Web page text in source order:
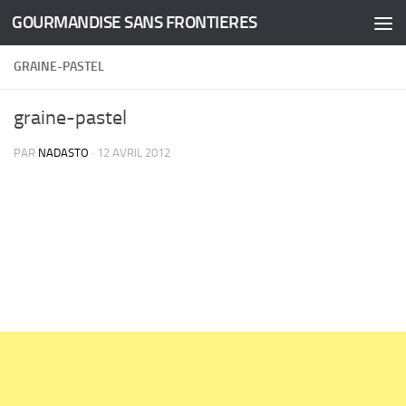
Skip to content
GOURMANDISE SANS FRONTIERES
GRAINE-PASTEL
graine-pastel
PAR NADASTO · 12 AVRIL 2012